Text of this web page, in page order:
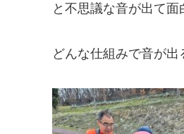
と不思議な音が出て
どんな仕組みで音が